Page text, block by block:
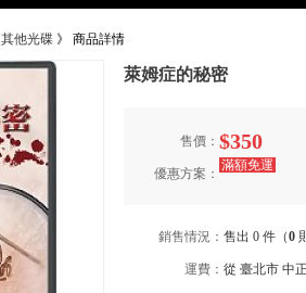
其他光碟 》 商品詳情
萊姆症的秘密
售價： $350
優惠方案：
滿額免運
銷售情況： 售出 0 件（0
運費： 從 臺北市 中